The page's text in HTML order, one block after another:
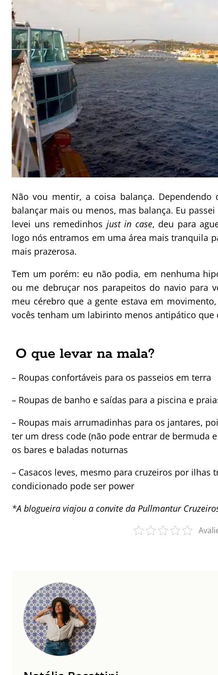
Não vou mentir, a coisa balança.
balançar mais ou menos, mas balança. Eu
levei uns remedinhos just in case, deu para
logo nós entramos em uma área mais tranquila
mais prazerosa.
Tem um porém: eu não podia, em nenhuma
ou me debruçar nos parapeitos do navio para
meu cérebro que a gente estava em
vocês tenham um labirinto menos antipático que
O que levar na mala?
– Roupas confortáveis para os passeios em terra
– Roupas de banho e saídas para a piscina e
– Roupas mais arrumadinhas para os jantares,
ter um dress code (não pode entrar de bermuda
os bares e baladas noturnas
– Casacos leves, mesmo para cruzeiros por ilhas
condicionado pode ser power
*A blogueira viajou a convite da Pullmantur